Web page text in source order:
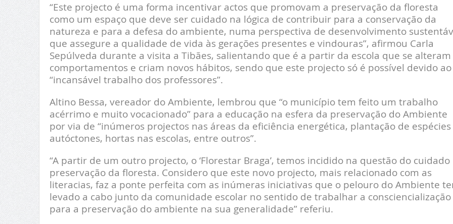
“Este projecto é uma forma incentivar actos que promovam a preservação da floresta
como um espaço que deve ser cuidado na lógica de contribuir para a conservação da
natureza e para a defesa do ambiente, numa perspectiva de desenvolvimento
que assegure a qualidade de vida às gerações presentes e vindouras”, afirmou Carla
Sepúlveda durante a visita a Tibães, salientando que é a partir da escola que se alteram
comportamentos e criam novos hábitos, sendo que este projecto só é possível devido ao
“incansável trabalho dos professores”.
Altino Bessa, vereador do Ambiente, lembrou que “o município tem feito um trabalho
acérrimo e muito vocacionado” para a educação na esfera da preservação do Ambiente
por via de “inúmeros projectos nas áreas da eficiência energética, plantação de espécies
autóctones, hortas nas escolas, entre outros”.
“A partir de um outro projecto, o ‘Florestar Braga’, temos incidido na questão do cuidado
preservação da floresta. Considero que este novo projecto, mais relacionado com as
literacias, faz a ponte perfeita com as inúmeras iniciativas que o pelouro do Ambiente
levado a cabo junto da comunidade escolar no sentido de trabalhar a consciencialização
para a preservação do ambiente na sua generalidade” referiu.